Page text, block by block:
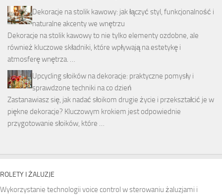
Dekoracje na stolik kawowy: jak łączyć styl, funkcjonalność i
naturalne akcenty we wnętrzu
Dekoracje na stolik kawowy to nie tylko elementy ozdobne, ale
również kluczowe składniki, które wpływają na estetykę i
atmosferę wnętrza. …
Upcycling słoików na dekoracje: praktyczne pomysły i
sprawdzone techniki na co dzień
Zastanawiasz się, jak nadać słoikom drugie życie i przekształcić je w
piękne dekoracje? Kluczowym krokiem jest odpowiednie
przygotowanie słoików, które …
ROLETY I ŻALUZJE
Wykorzystanie technologii voice control w sterowaniu żaluzjami i